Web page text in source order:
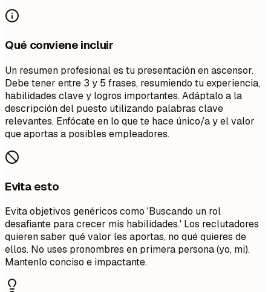
Qué conviene incluir
Un resumen profesional es tu presentación en ascensor.
Debe tener entre 3 y 5 frases, resumiendo tu experiencia,
habilidades clave y logros importantes. Adáptalo a la
descripción del puesto utilizando palabras clave
relevantes. Enfócate en lo que te hace único/a y el valor
que aportas a posibles empleadores.
Evita esto
Evita objetivos genéricos como 'Buscando un rol
desafiante para crecer mis habilidades.' Los reclutadores
quieren saber qué valor les aportas, no qué quieres de
ellos. No uses pronombres en primera persona (yo, mi).
Mantenlo conciso e impactante.